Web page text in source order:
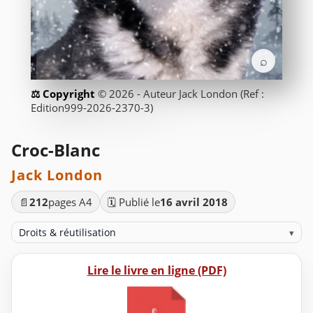
⌕
© 2026 - Auteur Jack London (Ref :
Edition999-2026-2370-3)
Croc-Blanc
Jack London
📄 212pages A4 🗓️ Publié le16 avril 2018
Droits & réutilisation ▾
Lire le livre en ligne (PDF)